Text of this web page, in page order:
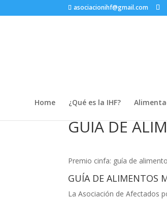
asociacionihf@gmail.com
Home ¿Qué es la IHF?
GUIA DE
Premio cinfa: guía de
GUÍA DE ALIMENTOS
La Asociación de Afectados